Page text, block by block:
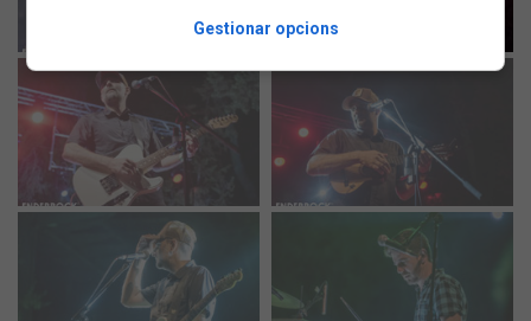
Gestionar opcions